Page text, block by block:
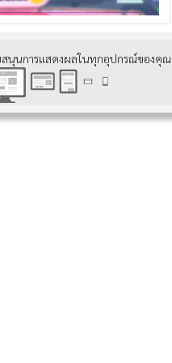
นุนการแสดงผลในทุกอุปกรณ์ของคุณ